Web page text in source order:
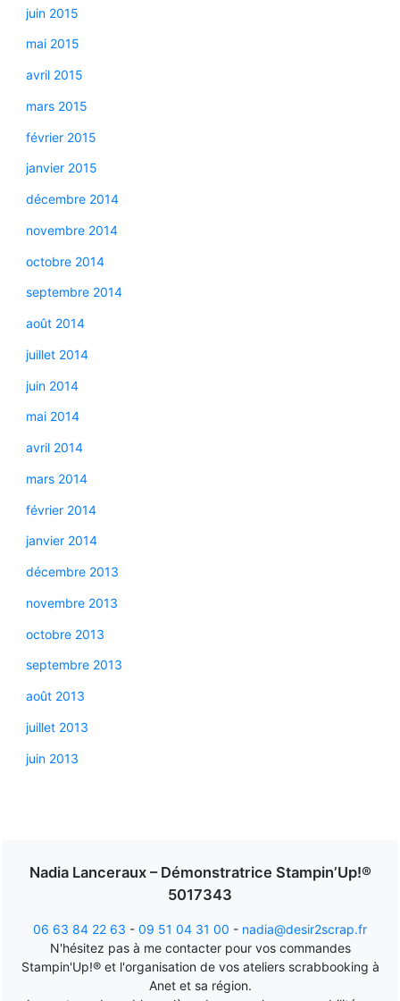
juin 2015
mai 2015
avril 2015
mars 2015
février 2015
janvier 2015
décembre 2014
novembre 2014
octobre 2014
septembre 2014
août 2014
juillet 2014
juin 2014
mai 2014
avril 2014
mars 2014
février 2014
janvier 2014
décembre 2013
novembre 2013
octobre 2013
septembre 2013
août 2013
juillet 2013
juin 2013
Nadia Lanceraux – Démonstratrice Stampin’Up!®
5017343
06 63 84 22 63 - 09 51 04 31 00 - nadia@desir2scrap.fr
N'hésitez pas à me contacter pour vos commandes
Stampin'Up!® et l'organisation de vos ateliers scrabbooking à
Anet et sa région.